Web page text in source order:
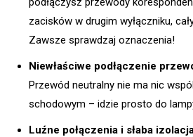
zacisków w drugim wyłączniku,
Zawsze sprawdzaj oznaczenia!
Niewłaściwe podłączenie
Przewód neutralny nie ma nic
schodowym – idzie prosto do
Luźne połączenia i słaba